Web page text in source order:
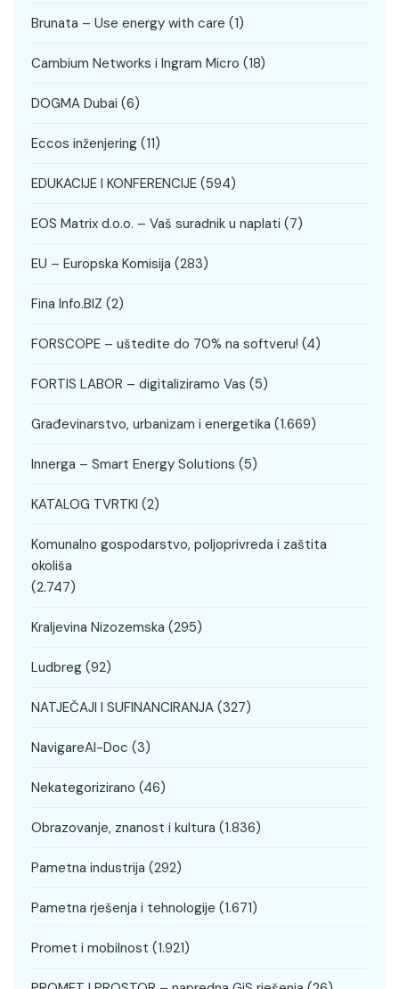
Brunata – Use energy with care (1)
Cambium Networks i Ingram Micro (18)
DOGMA Dubai (6)
Eccos inženjering (11)
EDUKACIJE I KONFERENCIJE (594)
EOS Matrix d.o.o. – Vaš suradnik u naplati (7)
EU – Europska Komisija (283)
Fina Info.BIZ (2)
FORSCOPE – uštedite do 70% na softveru! (4)
FORTIS LABOR – digitaliziramo Vas (5)
Građevinarstvo, urbanizam i energetika (1.669)
Innerga – Smart Energy Solutions (5)
KATALOG TVRTKI (2)
Komunalno gospodarstvo, poljoprivreda i zaštita
okoliša
(2.747)
Kraljevina Nizozemska (295)
Ludbreg (92)
NATJEČAJI I SUFINANCIRANJA (327)
NavigareAI-Doc (3)
Nekategorizirano (46)
Obrazovanje, znanost i kultura (1.836)
Pametna industrija (292)
Pametna rješenja i tehnologije (1.671)
Promet i mobilnost (1.921)